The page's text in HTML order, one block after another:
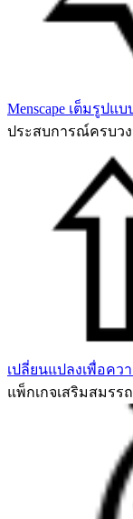
Menscape เต็มรูปแบ
ประสบการณ์ครบว
เปลี่ยนแปลงเพื่อคว
แพ็กเกจเสริมสมร